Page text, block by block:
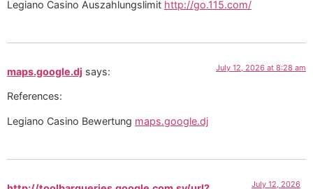
Legiano Casino Auszahlungslimit http://go.115.com/
maps.google.dj says: July 12, 2026 at 8:28 am
References:
Legiano Casino Bewertung maps.google.dj
July 12, 2026